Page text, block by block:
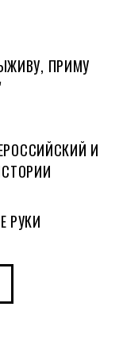
ПРИМУ
И
РУКИ